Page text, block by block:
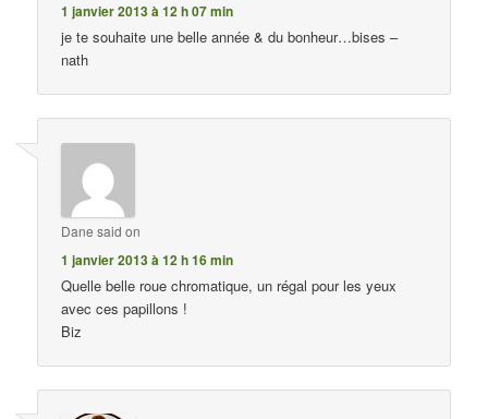
1 janvier 2013 à 12 h 07 min
je te souhaite une belle année & du bonheur…bises –
nath
Dane said on
1 janvier 2013 à 12 h 16 min
Quelle belle roue chromatique, un régal pour les yeux
avec ces papillons !
Biz